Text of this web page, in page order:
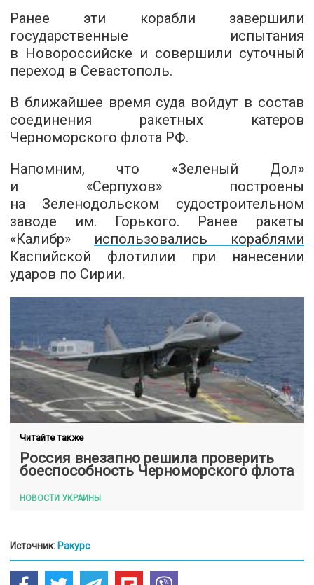
Ранее эти корабли завершили
государственные испытания
в Новороссийске и совершили суточный
переход в Севастополь.
В ближайшее время суда войдут в состав
соединения ракетных катеров
Черноморского флота РФ.
Напомним, что «Зеленый Дол»
и «Серпухов» построены
на Зеленодольском судостроительном
заводе им. Горького. Ранее ракеты
«Калибр» использовались кораблями
Каспийской флотилии при нанесении
ударов по Сирии.
Читайте также
Россия внезапно решила проверить
боеспособность Черноморского флота
НОВОСТИ УКРАИНЫ
Источник: Ракурс